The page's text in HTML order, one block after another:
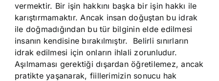
vermektir. Bir işin hakkını başka bir işin hakkı ile
karıştırmamaktır. Ancak insan doğuştan bu idrak
ile doğmadığından bu tür bilginin elde edilmesi
insanın kendisine bırakılmıştır. Belirli sınırların
idrak edilmesi için onların ihlali zorunludur.
Aşılmaması gerektiği dışardan öğretilemez, ancak
pratikte yaşanarak, fiillerimizin sonucu hak